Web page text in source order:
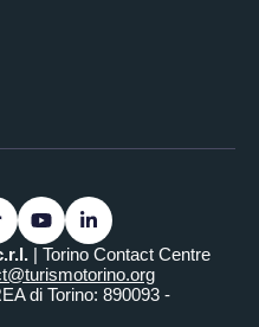
| Torino Contact Centre
di Torino: 890093 -